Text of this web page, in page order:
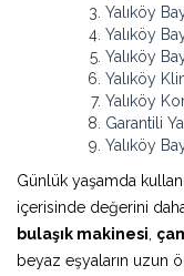
Yalıköy
Yalıköy
Yalıköy
Yalıköy
Yalıköy
Garantili
Yalıköy
Günlük yaşamda
içerisinde değerini
bulaşık makinesi
beyaz eşyaların uzun